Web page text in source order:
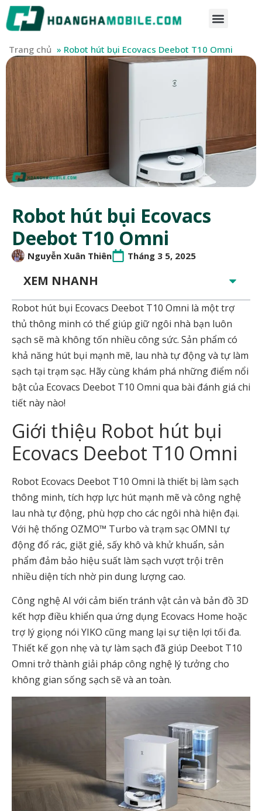
Trang chủ » Robot hút bụi Ecovacs Deebot T10 Omni
Robot hút bụi Ecovacs
Deebot T10 Omni
Nguyễn Xuân Thiên Tháng 3 5, 2025
XEM NHANH
Robot hút bụi Ecovacs Deebot T10 Omni là một trợ
thủ thông minh có thể giúp giữ ngôi nhà bạn luôn
sạch sẽ mà không tốn nhiều công sức. Sản phẩm có
khả năng hút bụi mạnh mẽ, lau nhà tự động và tự làm
sạch tại trạm sạc. Hãy cùng khám phá những điểm nổi
bật của Ecovacs Deebot T10 Omni qua bài đánh giá chi
tiết này nào!
Giới thiệu Robot hút bụi
Ecovacs Deebot T10 Omni
Robot Ecovacs Deebot T10 Omni là thiết bị làm sạch
thông minh, tích hợp lực hút mạnh mẽ và công nghệ
lau nhà tự động, phù hợp cho các ngôi nhà hiện đại.
Với hệ thống OZMO™ Turbo và trạm sạc OMNI tự
động đổ rác, giặt giẻ, sấy khô và khử khuẩn, sản
phẩm đảm bảo hiệu suất làm sạch vượt trội trên
nhiều diện tích nhờ pin dung lượng cao.
Công nghệ AI với cảm biến tránh vật cản và bản đồ 3D
kết hợp điều khiển qua ứng dụng Ecovacs Home hoặc
trợ lý giọng nói YIKO cũng mang lại sự tiện lợi tối đa.
Thiết kế gọn nhẹ và tự làm sạch đã giúp Deebot T10
Omni trở thành giải pháp công nghệ lý tưởng cho
không gian sống sạch sẽ và an toàn.